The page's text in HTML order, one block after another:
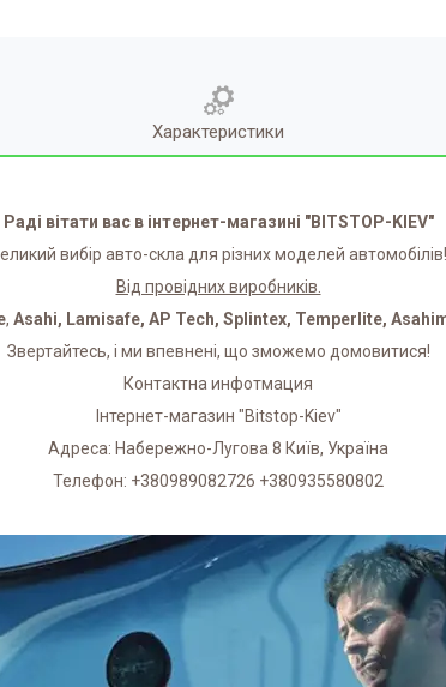
Характеристики
Раді вітати вас в інтернет-магазині "BITSTOP-KIEV"
вибір авто-скла для різних моделей автомобілів!
Від провідних виробників.
, Asahi, Lamisafe, AP Tech, Splintex, Temperlite,
Звертайтесь, і ми впевнені, що зможемо домовитися!
Контактна инфотмация
Інтернет-магазин "Bitstop-Kiev"
Адреса: Набережно-Лугова 8 Київ, Україна
Телефон: +380989082726 +380935580802